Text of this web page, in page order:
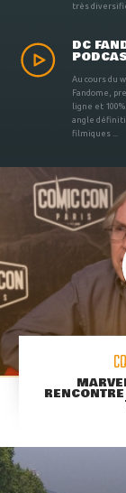
très
DC
Au cours du
Fandome,
ligne et
angle
filmiques ...